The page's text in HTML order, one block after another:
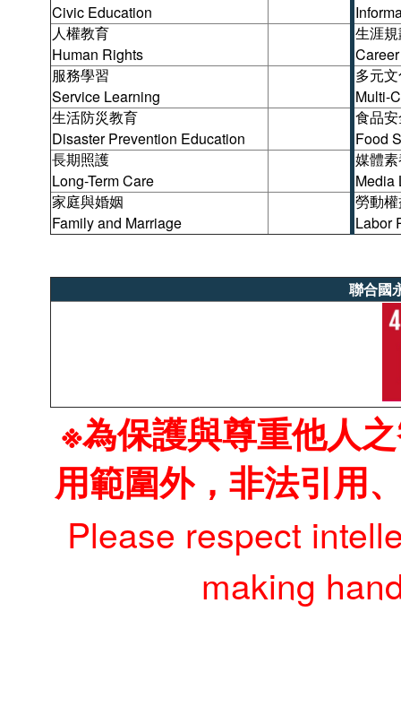
Civic Education
人權教育
Human Rights
生涯規
服務學習
Service Learning
多元
Multi-
生活防災教育
Disaster Prevention Education
食品
Food
長期照護
Long-Term Care
媒體素
Media
家庭與婚姻
Family and Marriage
勞動
Labor
聯合國
※為保護與尊重他人
用範圍外，非法引用
Please respect
making